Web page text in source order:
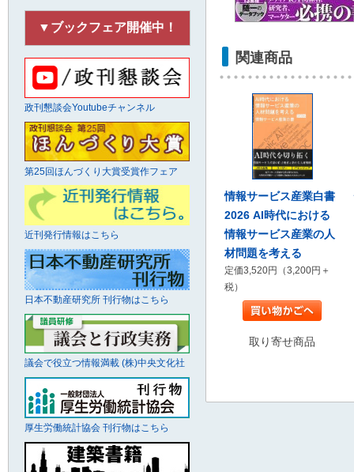
関連商品
情報サービス産業白書
2026 AI時代における
情報サービス産業の人
材問題を考える
定価3,520円（3,200円＋
税）
取り寄せ商品
▼ブックフェア開催中！
政刊懇談会Youtubeチャンネル
第25回ほんづくり大賞受賞作フェア
近刊発行情報はこちら
日本不動産研究所 刊行物はこちら
議会で役立つ情報満載 (株)中央文化社
厚生労働統計協会 刊行物はこちら